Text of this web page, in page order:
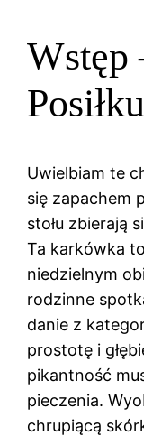
Wstęp
Posiłku
Uwielbiam te
się zapachem
stołu zbierają
Ta karkówka
niedzielnym
rodzinne
danie z
prostotę i
pikantność
pieczenia.
chrupiącą